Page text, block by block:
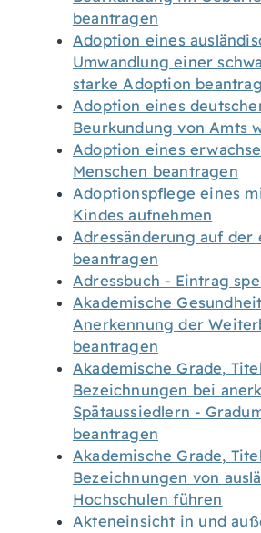
beantragen
Adoption eines
Umwandlung einer
starke Adoption
Adoption eines
Beurkundung von Amts
Adoption eines
Menschen beantragen
Adoptionspflege eines
Kindes aufnehmen
Adressänderung auf der
beantragen
Adressbuch - Eintrag
Akademische
Anerkennung der
beantragen
Akademische Grade,
Bezeichnungen bei
Spätaussiedlern -
beantragen
Akademische Grade,
Bezeichnungen von
Hochschulen führen
Akteneinsicht in und